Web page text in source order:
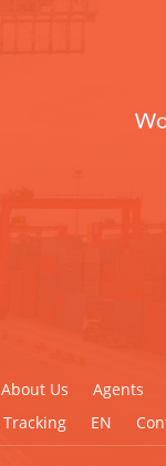
About Us Agents
Tracking
EN